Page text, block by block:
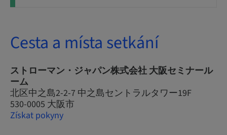
Cesta a místa setkání
ストローマン・ジャパン株式会社 大阪セミナール
ーム
北区中之島2-2-7 中之島セントラルタワー19F
530-0005 大阪市
Získat pokyny